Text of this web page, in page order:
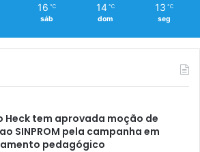
16 ℃
sáb
14 ℃
dom
13 ℃
seg
Heck tem aprovada moção de
SINPROM pela campanha em
pedagógico